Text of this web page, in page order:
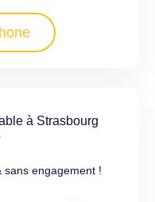
à Strasbourg
sans engagement !